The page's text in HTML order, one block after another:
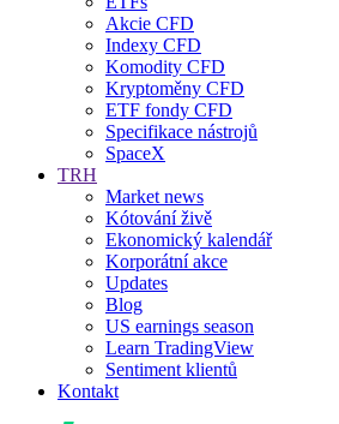
Akcie CFD
Indexy CFD
Komodity CFD
Kryptoměny CFD
ETF fondy CFD
Specifikace nástrojů
SpaceX
TRH
Market news
Kótování živě
Ekonomický kalendář
Korporátní akce
Updates
Blog
US earnings season
Learn TradingView
Sentiment klientů
Kontakt